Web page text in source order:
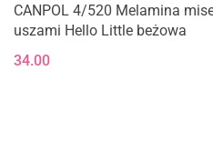
CANPOL 4/520 Melamina
uszami Hello Little beżowa
34.00